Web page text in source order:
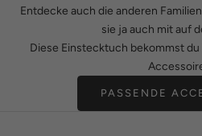
Entdecke auch die anderen
sie ja auch mit auf
Diese Einstecktuch bekommst
PASSENDE